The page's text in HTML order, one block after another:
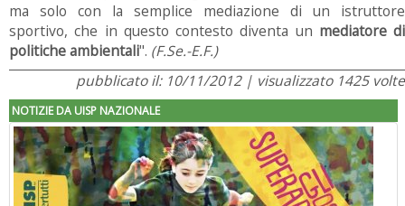
ma solo con la semplice mediazione di un istruttore
sportivo, che in questo contesto diventa un mediatore di
politiche ambientali". (F.Se.-E.F.)
pubblicato il: 10/11/2012 | visualizzato 1425 volte
NOTIZIE DA UISP NAZIONALE